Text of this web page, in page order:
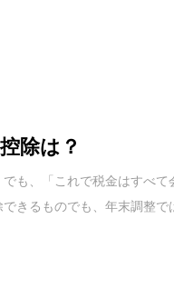
除は？
も、「これで税金はすべて
きるものでも、年末調整で